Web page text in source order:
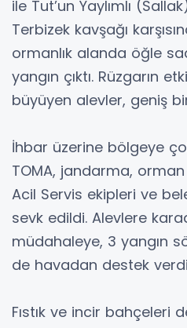
ile Tut’un Yaylımlı
Terbizek kavşağı
ormanlık alanda öğle
yangın çıktı. Rüzgarın
büyüyen alevler, geniş
İhbar üzerine bölgeye
TOMA, jandarma,
Acil Servis ekipleri ve
sevk edildi. Alevlere
müdahaleye, 3 yangın
de havadan destek
Fıstık ve incir bahçeleri